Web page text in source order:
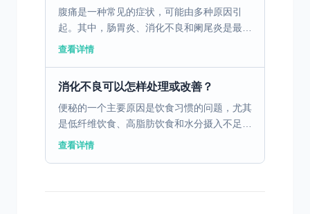
腹痛是一种常见的症状，可能由多种原因引
起。其中，肠胃炎、消化不良和阑尾炎是最常
见的三个原因。肠胃炎是由病毒、细菌或寄生
查看详情
消化不良可以怎样处理或改善？
便秘的一个主要原因是饮食习惯的问题，尤其
是低纤维饮食、高脂肪饮食和水分摄入不足。
这些饮食习惯会导致胃肠蠕动减慢，粪便变得
查看详情